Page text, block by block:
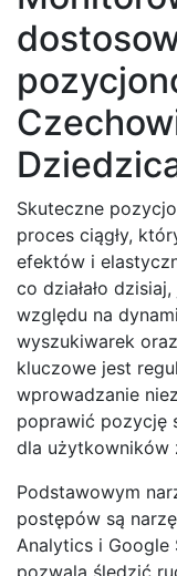
Skuteczne
proces ciągły,
efektów i
co działało
względu na
wyszukiwarek
kluczowe jest
wprowadzanie
poprawić pozycję
dla użytkowników
Podstawowym
postępów są
Analytics i Google
pozwala śledzić